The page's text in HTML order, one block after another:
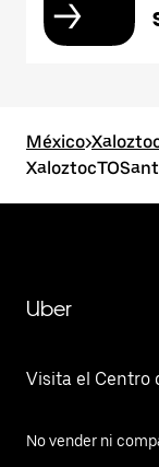
México>
Uber
Visita el Centro
No vender ni